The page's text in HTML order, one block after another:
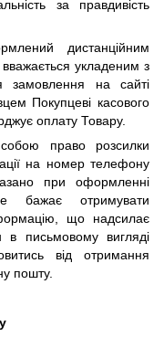
за правдивість
дистанційним
укладеним з
замовлення на сайті
Покупцеві касового
оплату Товару.
право розсилки
на номер телефону
при оформленні
бажає отримувати
що надсилає
в письмовому вигляді
від отримання
пошту.